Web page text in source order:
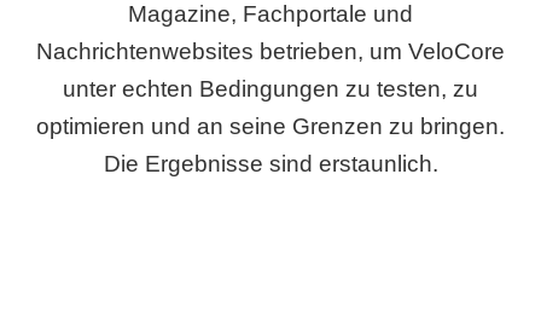
Magazine, Fachportale und
Nachrichtenwebsites betrieben, um VeloCore
unter echten Bedingungen zu testen, zu
optimieren und an seine Grenzen zu bringen.
Die Ergebnisse sind erstaunlich.